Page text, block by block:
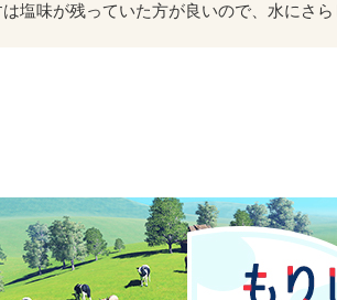
塩味が残っていた方が良いので、水にさら